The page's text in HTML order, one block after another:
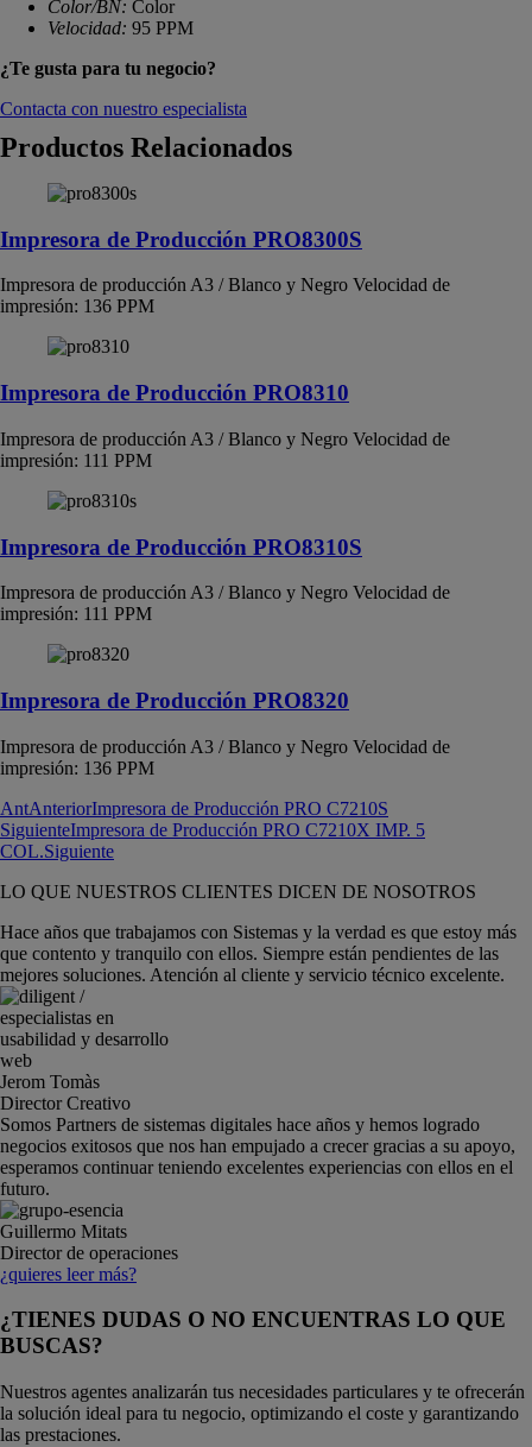
Color/BN: Color
Velocidad: 95 PPM
¿Te gusta para tu negocio?
Contacta con nuestro especialista
Productos Relacionados
Impresora de Producción PRO8300S
Impresora de producción A3 / Blanco y Negro Velocidad de
impresión: 136 PPM
Impresora de Producción PRO8310
Impresora de producción A3 / Blanco y Negro Velocidad de
impresión: 111 PPM
Impresora de Producción PRO8310S
Impresora de producción A3 / Blanco y Negro Velocidad de
impresión: 111 PPM
Impresora de Producción PRO8320
Impresora de producción A3 / Blanco y Negro Velocidad de
impresión: 136 PPM
AntAnteriorImpresora de Producción PRO C7210S
SiguienteImpresora de Producción PRO C7210X IMP. 5
COL.Siguiente
LO QUE NUESTROS CLIENTES DICEN DE NOSOTROS
Hace años que trabajamos con Sistemas y la verdad es que estoy más
que contento y tranquilo con ellos. Siempre están pendientes de las
mejores soluciones. Atención al cliente y servicio técnico excelente.
Jerom Tomàs
Director Creativo
Somos Partners de sistemas digitales hace años y hemos logrado
negocios exitosos que nos han empujado a crecer gracias a su apoyo,
esperamos continuar teniendo excelentes experiencias con ellos en el
futuro.
Guillermo Mitats
Director de operaciones
¿quieres leer más?
¿TIENES DUDAS O NO ENCUENTRAS LO QUE
BUSCAS?
Nuestros agentes analizarán tus necesidades particulares y te ofrecerán
la solución ideal para tu negocio, optimizando el coste y garantizando
las prestaciones.